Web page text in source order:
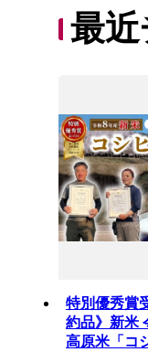
最
特別優秀賞
約品》新米
高原米「コ